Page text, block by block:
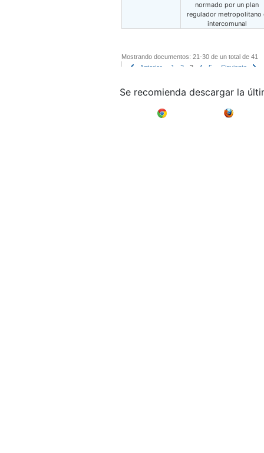
normado por un plan
regulador metropolitano
intercomunal
Mostrando documentos: 21-30 de un total de 41
Anterior
1 2 3 4 5 Siguiente
Se recomienda descargar la